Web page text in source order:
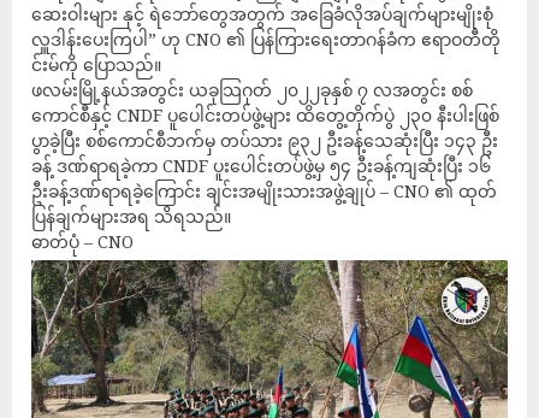
ဆေးဝါးများ နှင့် ‌ရဲဘော်တွေအတွက် ‌အခြေခံလိုအပ်ချက်များမျိုးစုံ
လှူဒါန်းပေးကြပါ” ဟု CNO ၏ ပြန်ကြားရေးတာဂန်ခံက ဧရာဝတီတို
င်းမ်ကို ပြောသည်။
ဖလမ်းမြို့နယ်အတွင်း ယခုသြဂုတ် ၂၀၂၂ခုနှစ် ၇ လအတွင်း စစ်
ကောင်စီနှင့် CNDF ပူပေါင်းတပ်ဖွဲ့များ ထိတွေ့တိုက်ပွဲ ၂၃၀ နီးပါးဖြစ်
ပွာခဲ့ပြီး စစ်ကောင်စီဘက်မှ တပ်သား ၉၃၂ ဦးခန့်သေဆုံးပြီး ၁၄၃ ဦး
ခန့် ဒဏ်ရာရခဲ့ကာ CNDF ပူးပေါင်းတပ်ဖွဲ့မှ ၅၄ ဦးခန့်ကျဆုံးပြီး ၁၆
ဦးခန့်ဒဏ်ရာရခဲ့ကြောင်း ချင်းအမျိုးသားအဖွဲ့ချုပ် – CNO ၏ ထုတ်
ပြန်ချက်များအရ သိရသည်။
ဓာတ်ပုံ – CNO